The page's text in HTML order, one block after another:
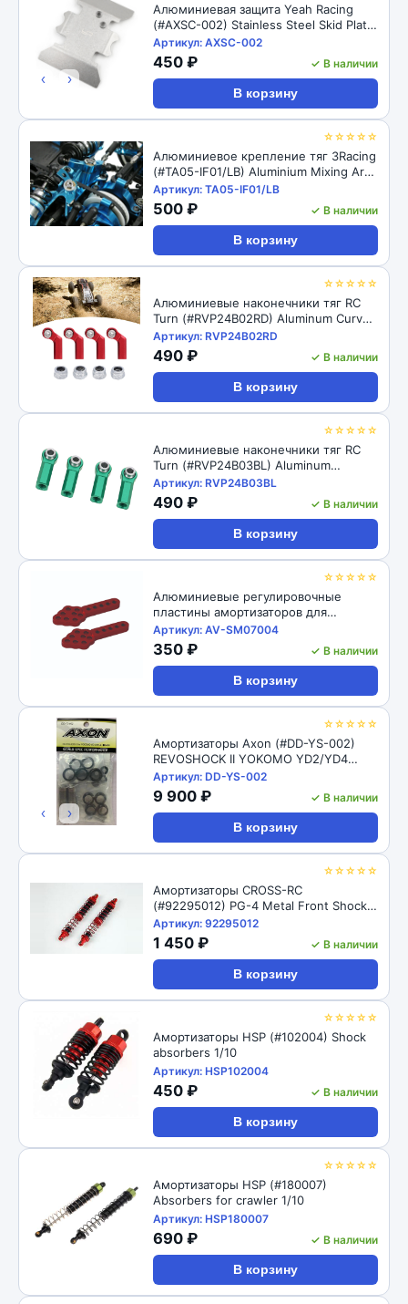
‹ ›
Алюминиевая защита Yeah Racing
(#AXSC-002) Stainless Steel Skid Plate
For For Axial SCX10 II AX90046
Артикул: AXSC-002
450 ₽ ✓ В наличии
В корзину
☆☆☆☆☆
Алюминиевое крепление тяг 3Racing
(#TA05-IF01/LB) Aluminium Mixing Arm
For TA-05IFS
Артикул: TA05-IF01/LB
500 ₽ ✓ В наличии
В корзину
☆☆☆☆☆
Алюминиевые наконечники тяг RC
Turn (#RVP24B02RD) Aluminum Curved
Link Steering Rod Ends with M4 CW
Thread Bore for 1/10 RC Crawler 4pcs:
Red
Артикул: RVP24B02RD
490 ₽ ✓ В наличии
В корзину
☆☆☆☆☆
Алюминиевые наконечники тяг RC
Turn (#RVP24B03BL) Aluminum
Straight Link Steering Rod Ends with
M4 CW Thread Bore for 1/10 RC
Crawler 4pcs: Black
Артикул: RVP24B03BL
490 ₽ ✓ В наличии
В корзину
☆☆☆☆☆
Алюминиевые регулировочные
пластины амортизаторов для
радиоуправляемых автомоделей
1/10, 2шт RC-Avtomag (#AV-SM07004)
1/10 RC Car Aluminum Shock Absorber
Adjust Plate Droop Mount
Артикул: AV-SM07004
350 ₽ ✓ В наличии
В корзину
☆☆☆☆☆
‹ ›
Амортизаторы Axon (#DD-YS-002)
REVOSHOCK II YOKOMO YD2/YD4
12/16
Артикул: DD-YS-002
9 900 ₽ ✓ В наличии
В корзину
☆☆☆☆☆
Амортизаторы CROSS-RC
(#92295012) PG-4 Metal Front Shock
98mm
Артикул: 92295012
1 450 ₽ ✓ В наличии
В корзину
☆☆☆☆☆
Амортизаторы HSP (#102004) Shock
absorbers 1/10
Артикул: HSP102004
450 ₽ ✓ В наличии
В корзину
☆☆☆☆☆
Амортизаторы HSP (#180007)
Absorbers for crawler 1/10
Артикул: HSP180007
690 ₽ ✓ В наличии
В корзину